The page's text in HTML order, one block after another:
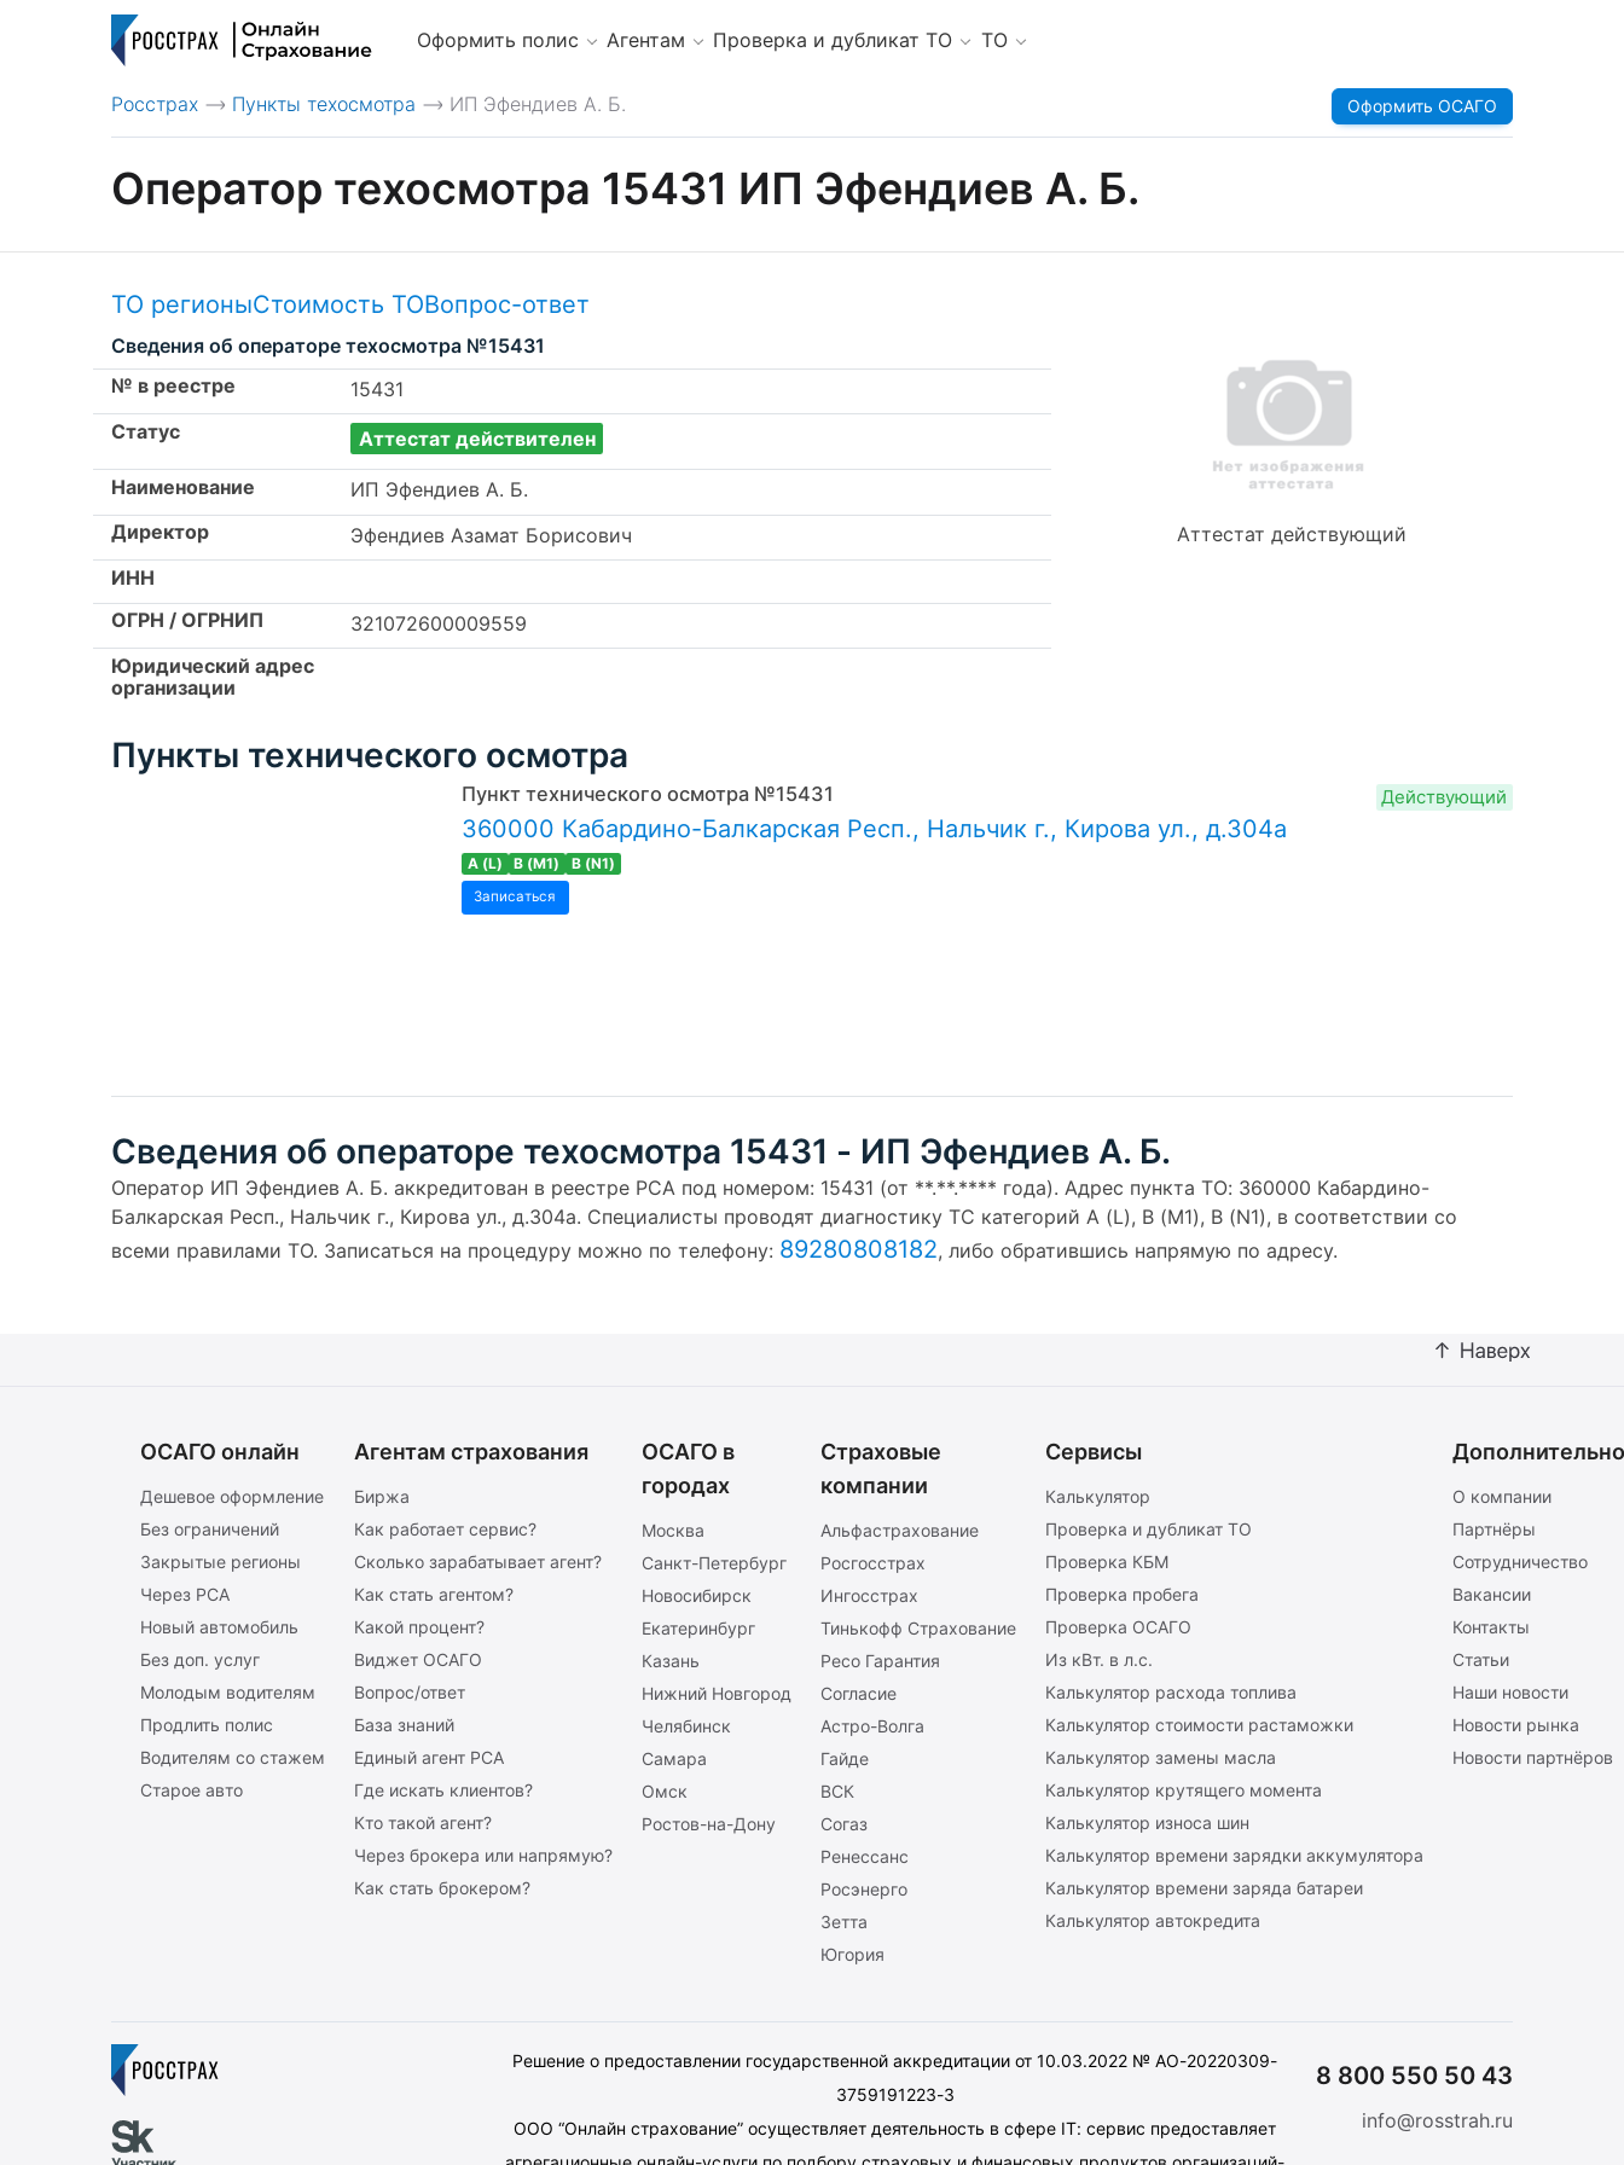
Оформить полис Агентам Проверка и дубликат ТО ТО
Росстрах > Пункты техосмотра > ИП Эфендиев А. Б. Оформить ОСАГО
Оператор техосмотра 15431 ИП Эфендиев А. Б.
ТО регионыСтоимость ТОВопрос-ответ
Сведения об операторе техосмотра №15431
№ в реестре
15431
Статус
Аттестат действителен
Наименование
ИП Эфендиев А. Б.
Директор
Эфендиев Азамат Борисович
ИНН
ОГРН / ОГРНИП
321072600009559
Юридический адрес
организации
Аттестат действующий
Пункты технического осмотра
Пункт технического осмотра №15431
360000 Кабардино-Балкарская Респ., Нальчик г., Кирова ул., д.304а
A (L) B (M1) B (N1)
Записаться
Действующий
Сведения об операторе техосмотра 15431 - ИП Эфендиев А. Б.
Оператор ИП Эфендиев А. Б. аккредитован в реестре РСА под номером: 15431 (от **.**.**** года). Адрес пункта ТО: 360000 Кабардино-
Балкарская Респ., Нальчик г., Кирова ул., д.304а. Специалисты проводят диагностику ТС категорий A (L), B (M1), B (N1), в соответствии со
всеми правилами ТО. Записаться на процедуру можно по телефону: 89280808182, либо обратившись напрямую по адресу.
ОСАГО онлайн
Дешевое оформление
Без ограничений
Закрытые регионы
Через РСА
Новый автомобиль
Без доп. услуг
Молодым водителям
Продлить полис
Водителям со стажем
Старое авто
Агентам страхования
Биржа
Как работает сервис?
Сколько зарабатывает агент?
Как стать агентом?
Какой процент?
Виджет ОСАГО
Вопрос/ответ
База знаний
Единый агент РСА
Где искать клиентов?
Кто такой агент?
Через брокера или напрямую?
Как стать брокером?
ОСАГО в
городах
Москва
Санкт-Петербург
Новосибирск
Екатеринбург
Казань
Нижний Новгород
Челябинск
Самара
Омск
Ростов-на-Дону
Страховые
компании
Альфастрахование
Росгосстрах
Ингосстрах
Тинькофф Страхование
Ресо Гарантия
Согласие
Астро-Волга
Гайде
ВСК
Согаз
Ренессанс
Росэнерго
Зетта
Югория
Сервисы
Калькулятор
Проверка и дубликат ТО
Проверка КБМ
Проверка пробега
Проверка ОСАГО
Из кВт. в л.с.
Калькулятор расхода топлива
Калькулятор стоимости растаможки
Калькулятор замены масла
Калькулятор крутящего момента
Калькулятор износа шин
Калькулятор времени зарядки аккумулятора
Калькулятор времени заряда батареи
Калькулятор автокредита
Дополнительно
О компании
Партнёры
Сотрудничество
Вакансии
Контакты
Статьи
Наши новости
Новости рынка
Новости партнёров
Решение о предоставлении государственной аккредитации от 10.03.2022 № АО-20220309-
3759191223-3
ООО “Онлайн страхование” осуществляет деятельность в сфере IT: сервис предоставляет
8 800 550 50 43
info@rosstrah.ru